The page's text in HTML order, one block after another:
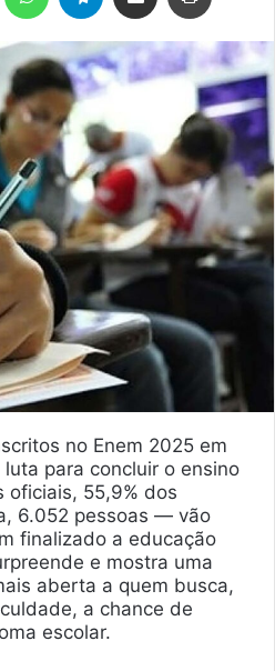
no Enem 2025 em
para concluir o ensino
oficiais, 55,9% dos
6.052 pessoas — vão
finalizado a educação
e mostra uma
aberta a quem busca,
a chance de
escolar.